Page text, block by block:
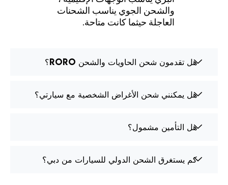
والشحن الجوي يناسب الشحنات
العاجلة حيثما كانت متاحة.
هل تقدمون شحن الحاويات والشحن RoRo؟
هل يمكنني شحن الأغراض الشخصية مع سيارتي؟
هل التأمين مشمول؟
كم يستغرق الشحن الدولي للسيارات من دبي؟